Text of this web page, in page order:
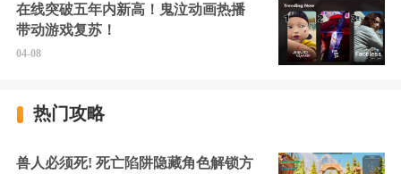
在线突破五年内新高！鬼泣动画热播
带动游戏复苏！
04-08
热门攻略
兽人必须死! 死亡陷阱隐藏角色解锁方